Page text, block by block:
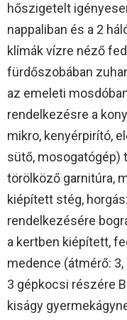
hőszigetelt
nappaliban és a 2
klímák vízre néző
fürdőszobában
az emeleti
rendelkezésre a
mikro, kenyérpirító,
sütő, mosogatógép)
törölköző garnitúra,
kiépített stég,
rendelkezésére
a kertben kiépített,
medence (átmérő: 3,
3 gépkocsi részére
kiságy